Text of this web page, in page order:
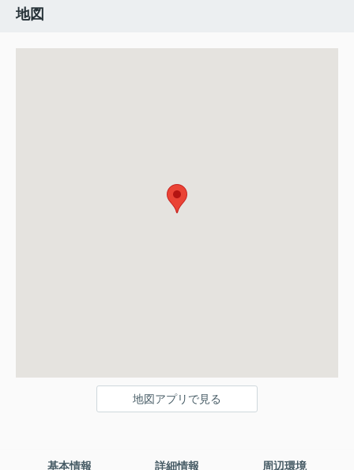
地図
地図アプリで見る
基本情報 詳細情報 周辺環境